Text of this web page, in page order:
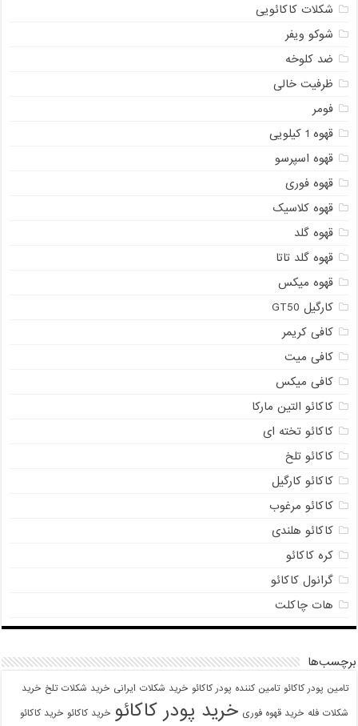
شکلات کاکائویی
شوکو ویفر
ضد کلوخه
ظرفیت خالی
فومر
قهوه 1 کیلویی
قهوه اسپرسو
قهوه فوری
قهوه کلاسیک
قهوه گلد
قهوه گلد تاتا
قهوه میکس
کارگیل GT50
کافی کریمر
کافی میت
کافی میکس
کاکائو التین مارکا
کاکائو تخته ای
کاکائو تلخ
کاکائو کارگیل
کاکائو مرغوب
کاکائو هلندی
کره کاکائو
گرانول کاکائو
هات چاکلت
برچسب‌ها
تامین پودر کاکائو تامین کننده پودر کاکائو خرید شکلات ایرانی خرید شکلات تلخ خرید
شکلات فله خرید قهوه فوری خرید پودر کاکائو خرید کاکائو خرید کاکائو